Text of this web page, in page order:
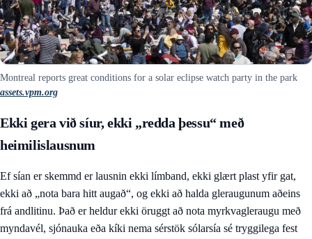
Montreal reports great conditions for a solar eclipse watch party in the park
assets.vpm.org
Ekki gera við síur, ekki „redda þessu“ með
heimilislausnum
Ef sían er skemmd er lausnin ekki límband, ekki glært plast yfir gat,
ekki að „nota bara hitt augað“, og ekki að halda gleraugunum aðeins
frá andlitinu. Það er heldur ekki öruggt að nota myrkvagleraugu með
myndavél, sjónauka eða kíki nema sérstök sólarsía sé tryggilega fest